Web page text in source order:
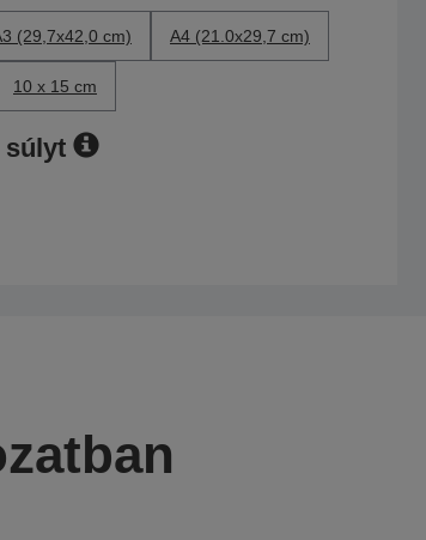
(29,7x42,0 cm) A4 (21.0x29,7 cm)
10 x 15 cm
súlyt